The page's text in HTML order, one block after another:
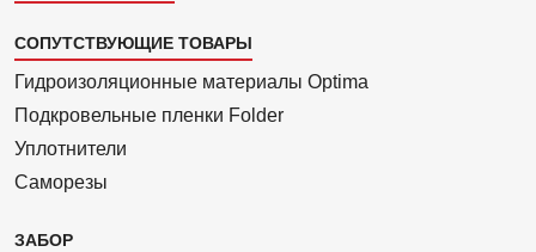
СОПУТСТВУЮЩИЕ ТОВАРЫ
Гидроизоля­ционные материалы Optima
Подкровель­ные пленки Folder
Уплотнители
Саморезы
ЗАБОР